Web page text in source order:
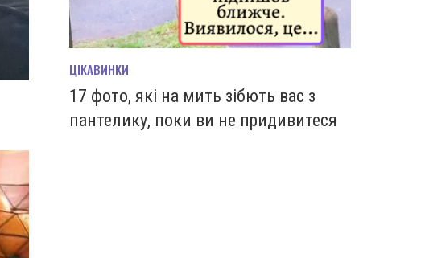
ЦІКАВИНКИ
17 фото, які на мить зiбють вас з
пантелику, поки ви не придивитеся